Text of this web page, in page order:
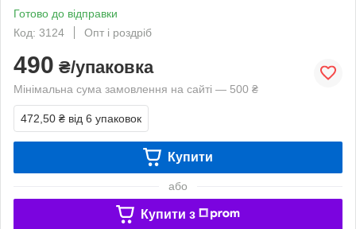
Готово до відправки
Код: 3124
Опт і роздріб
490 ₴/упаковка
Мінімальна сума замовлення на сайті — 500 ₴
472,50 ₴ від 6 упаковок
Купити
або
Купити з